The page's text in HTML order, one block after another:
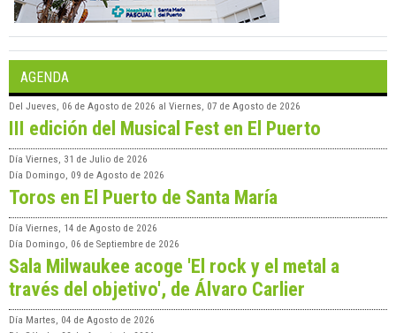
AGENDA
Del Jueves, 06 de Agosto de 2026 al Viernes, 07 de Agosto de 2026
III edición del Musical Fest en El Puerto
Día Viernes, 31 de Julio de 2026
Día Domingo, 09 de Agosto de 2026
Toros en El Puerto de Santa María
Día Viernes, 14 de Agosto de 2026
Día Domingo, 06 de Septiembre de 2026
Sala Milwaukee acoge 'El rock y el metal a
través del objetivo', de Álvaro Carlier
Día Martes, 04 de Agosto de 2026